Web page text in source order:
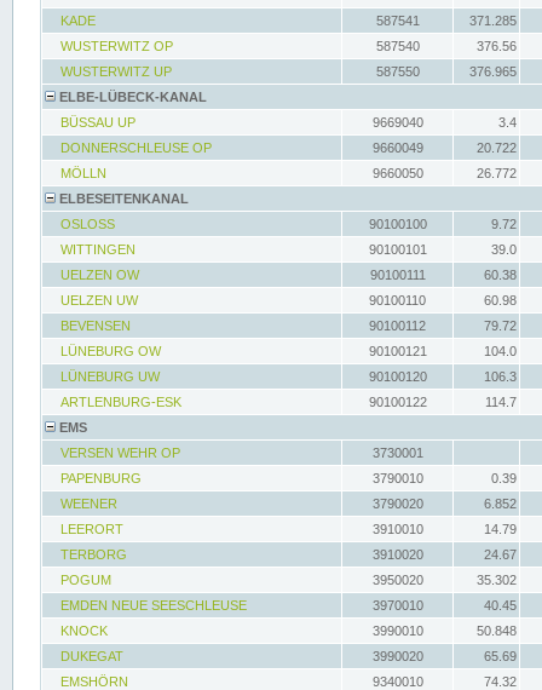
KADE
587541
371.285
WUSTERWITZ OP
587540
376.56
WUSTERWITZ UP
587550
376.965
ELBE-LÜBECK-KANAL
BÜSSAU UP
9669040
3.4
DONNERSCHLEUSE OP
9660049
20.722
MÖLLN
9660050
26.772
ELBESEITENKANAL
OSLOSS
90100100
9.72
WITTINGEN
90100101
39.0
UELZEN OW
90100111
60.38
UELZEN UW
90100110
60.98
BEVENSEN
90100112
79.72
LÜNEBURG OW
90100121
104.0
LÜNEBURG UW
90100120
106.3
ARTLENBURG-ESK
90100122
114.7
EMS
VERSEN WEHR OP
3730001
PAPENBURG
3790010
0.39
WEENER
3790020
6.852
LEERORT
3910010
14.79
TERBORG
3910020
24.67
POGUM
3950020
35.302
EMDEN NEUE SEESCHLEUSE
3970010
40.45
KNOCK
3990010
50.848
DUKEGAT
3990020
65.69
EMSHÖRN
9340010
74.32